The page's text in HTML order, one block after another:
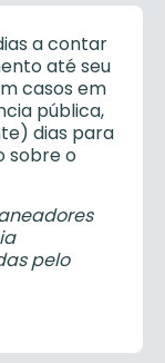
atividade
e
de
com
e
a contar
até seu
casos em
pública,
dias para
sobre o
pelo
dias
de